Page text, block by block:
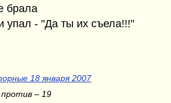
брала
упал - "Да ты их съела!!!"
18 января 2007
против – 19